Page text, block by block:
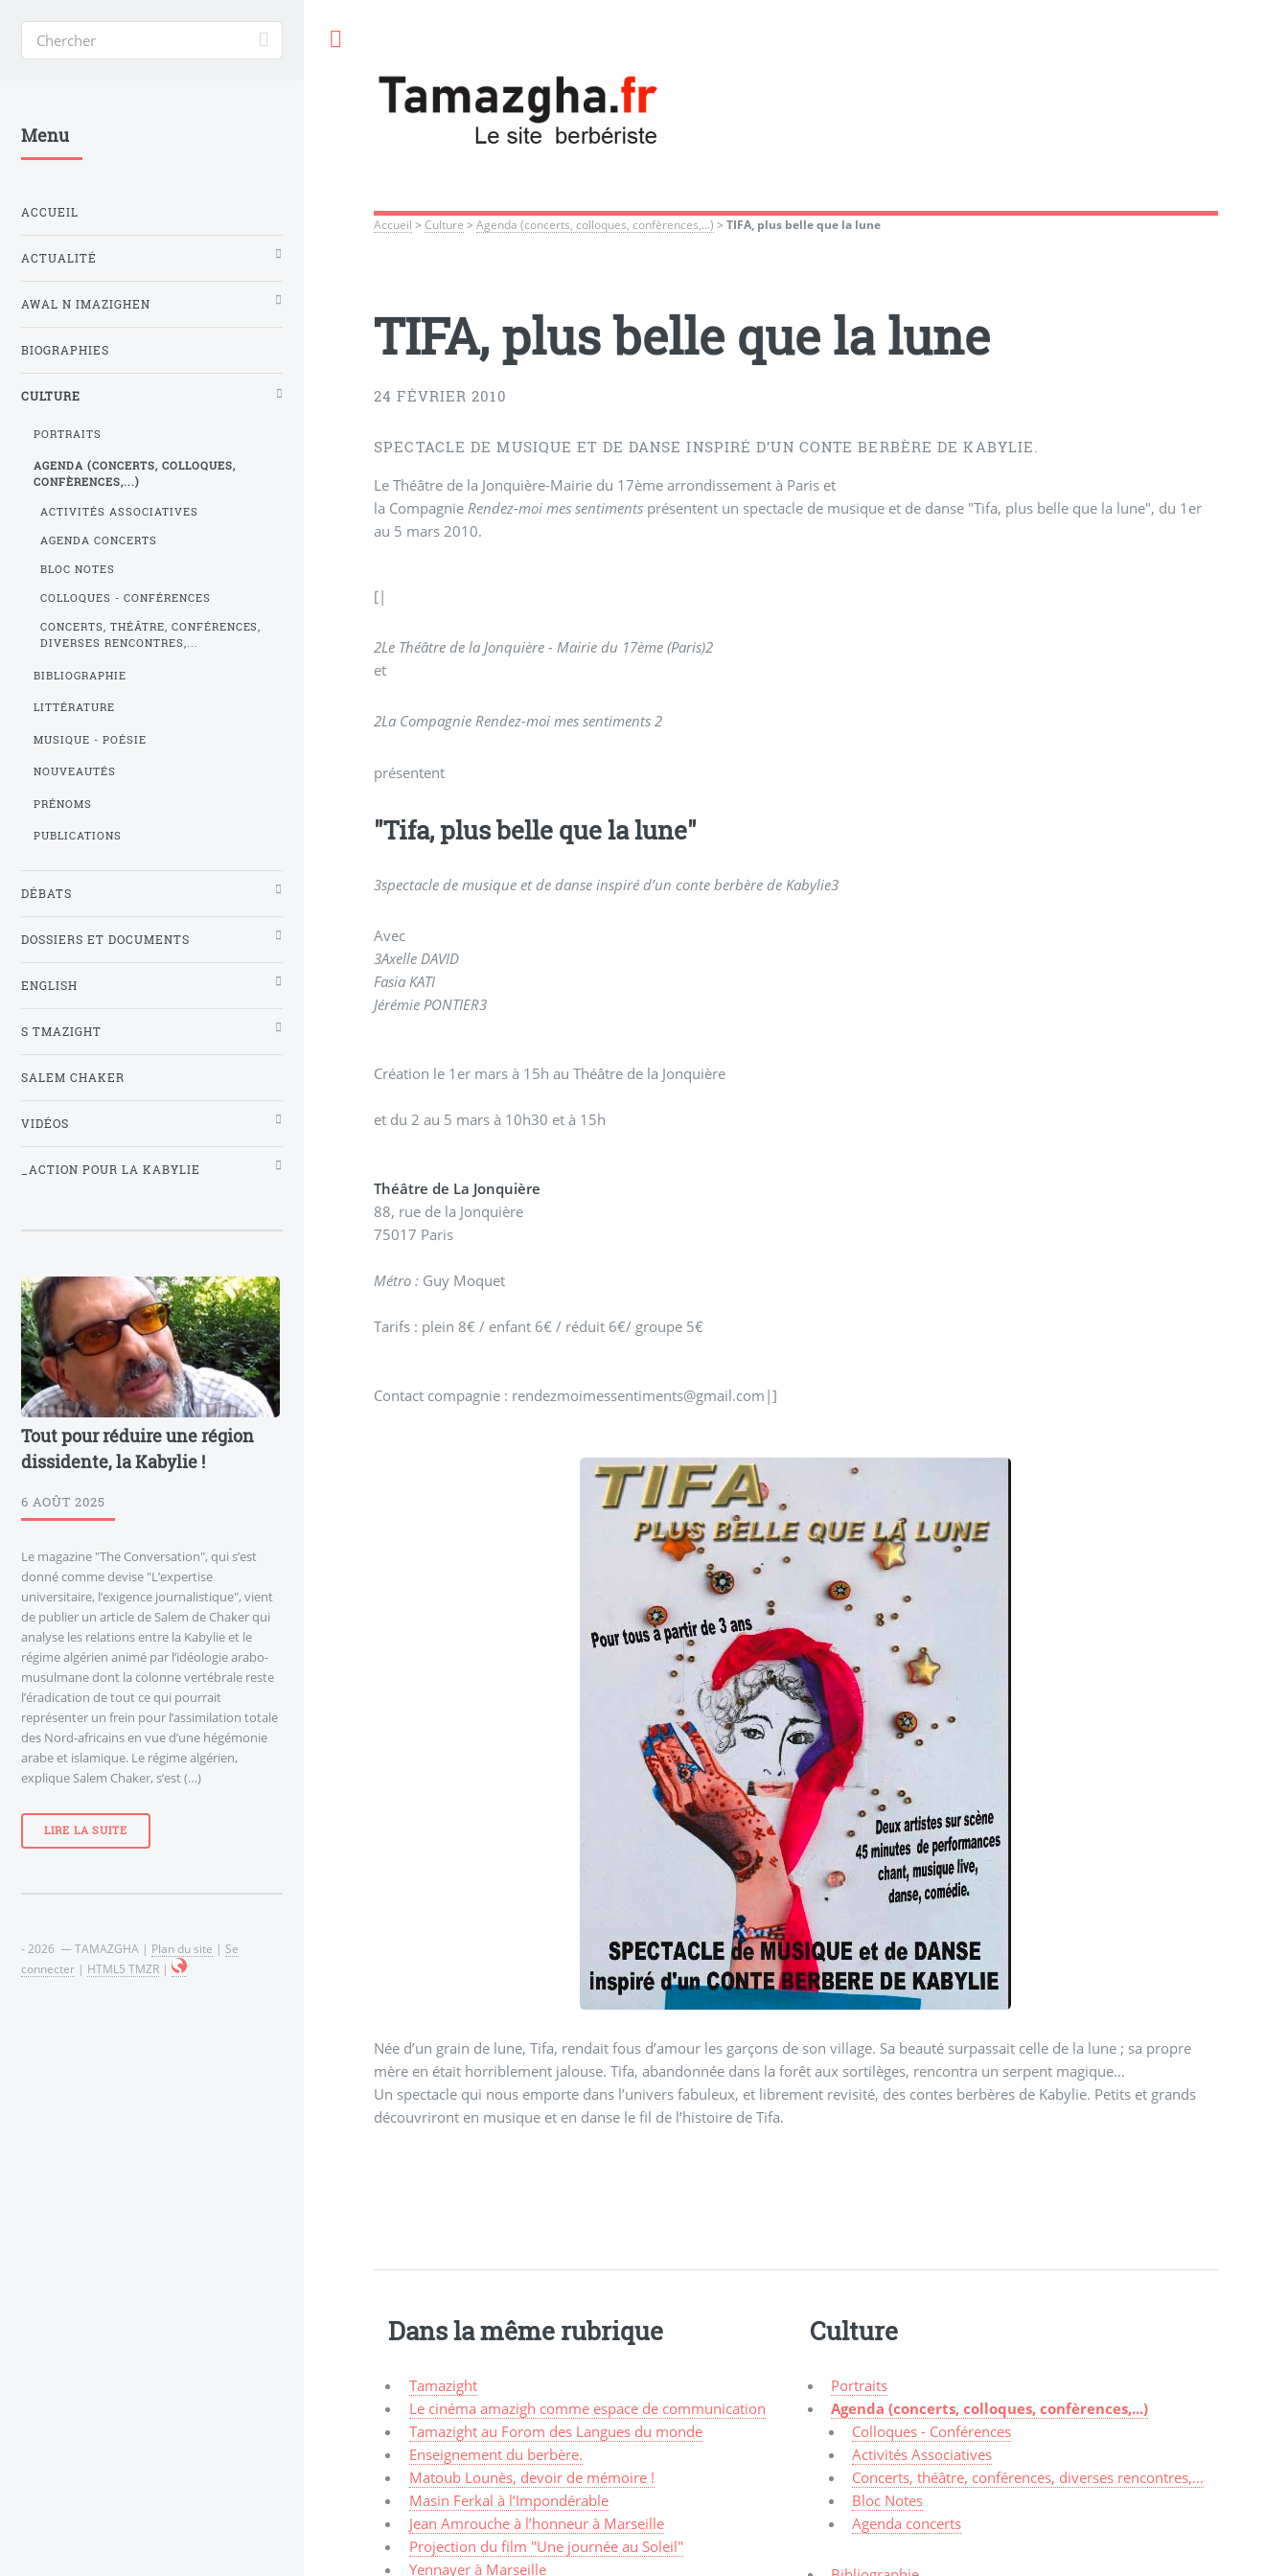
Accueil >Culture >Agenda (concerts, colloques, confèrences,...) >TIFA, plus belle que la lune
TIFA, plus belle que la lune
24 FÉVRIER 2010
SPECTACLE DE MUSIQUE ET DE DANSE INSPIRÉ D’UN CONTE BERBÈRE DE KABYLIE.
Le Théâtre de la Jonquière-Mairie du 17ème arrondissement à Paris et
la Compagnie Rendez-moi mes sentiments présentent un spectacle de musique et de danse "Tifa, plus belle que la lune", du 1er
au 5 mars 2010.
[|
2Le Théâtre de la Jonquière - Mairie du 17ème (Paris)2
et
2La CompagnieRendez-moi mes sentiments 2
présentent
"Tifa, plus belle que la lune"
3spectacle de musique et de danse inspiré d’un conte berbère de Kabylie3
Avec
3Axelle DAVID
Fasia KATI
Jérémie PONTIER3
Création le 1er mars à 15h au Théâtre de la Jonquière
et du 2 au 5 mars à 10h30 et à 15h
Théâtre de La Jonquière
88, rue de la Jonquière
75017 Paris
Métro : Guy Moquet
Tarifs : plein 8€ / enfant 6€ / réduit 6€/ groupe 5€
Contact compagnie : rendezmoimessentiments@gmail.com|]
Née d’un grain de lune, Tifa, rendait fous d’amour les garçons de son village. Sa beauté surpassait celle de la lune ; sa propre
mère en était horriblement jalouse. Tifa, abandonnée dans la forêt aux sortilèges, rencontra un serpent magique…
Un spectacle qui nous emporte dans l’univers fabuleux, et librement revisité, des contes berbères de Kabylie. Petits et grands
découvriront en musique et en danse le fil de l’histoire de Tifa.
Dans la même rubrique
Tamazight
Le cinéma amazigh comme espace de communication
Tamazight au Forom des Langues du monde
Enseignement du berbère.
Matoub Lounès, devoir de mémoire !
Masin Ferkal à l’Impondérable
Jean Amrouche à l’honneur à Marseille
Projection du film "Une journée au Soleil"
Yennayer à Marseille
Culture
Portraits
Agenda (concerts, colloques, confèrences,...)
Colloques - Conférences
Activités Associatives
Concerts, théâtre, conférences, diverses rencontres,...
Bloc Notes
Agenda concerts
Menu
ACCUEIL
ACTUALITÉ
AWAL N IMAZIGHEN
BIOGRAPHIES
CULTURE
PORTRAITS
AGENDA (CONCERTS, COLLOQUES,
CONFÈRENCES,...)
ACTIVITÉS ASSOCIATIVES
AGENDA CONCERTS
BLOC NOTES
COLLOQUES - CONFÉRENCES
CONCERTS, THÉÂTRE, CONFÉRENCES,
DIVERSES RENCONTRES,...
BIBLIOGRAPHIE
LITTÉRATURE
MUSIQUE - POÉSIE
NOUVEAUTÉS
PRÉNOMS
PUBLICATIONS
DÉBATS
DOSSIERS ET DOCUMENTS
ENGLISH
S TMAZIGHT
SALEM CHAKER
VIDÉOS
_ACTION POUR LA KABYLIE
Tout pour réduire une région
dissidente, la Kabylie !
6 AOÛT 2025
Le magazine "The Conversation", qui s’est
donné comme devise "L’expertise
universitaire, l’exigence journalistique", vient
de publier un article de Salem de Chaker qui
analyse les relations entre la Kabylie et le
régime algérien animé par l’idéologie arabo-
musulmane dont la colonne vertébrale reste
l’éradication de tout ce qui pourrait
représenter un frein pour l’assimilation totale
des Nord-africains en vue d’une hégémonie
arabe et islamique. Le régime algérien,
explique Salem Chaker, s’est (…)
LIRE LA SUITE
- 2026 — TAMAZGHA | Plan du site | Se
connecter | HTML5 TMZR |